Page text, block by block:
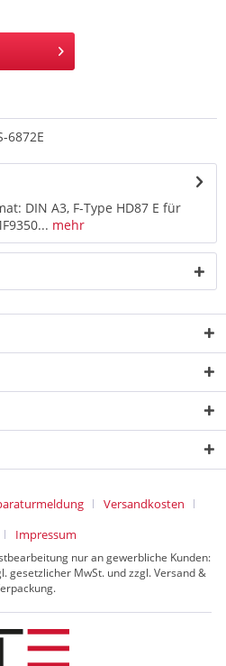
6872E
DIN A3, F-Type HD87 E für
mehr
Versandkosten
Impressum
nur an gewerbliche Kunden:
gesetzlicher MwSt. und zzgl. Versand &